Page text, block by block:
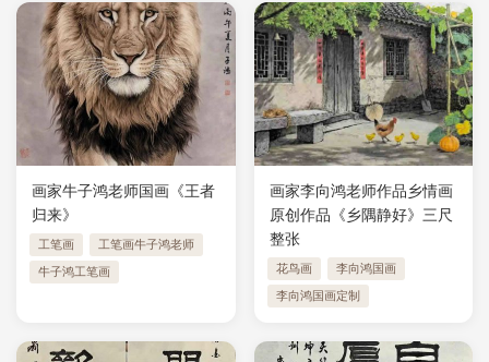
画家牛子鸿老师国画《王者
归来》
工笔画 工笔画牛子鸿老师
牛子鸿工笔画
画家李向鸿老师作品乡情画
原创作品《乡隅静好》三尺
整张
花鸟画 李向鸿国画
李向鸿国画定制